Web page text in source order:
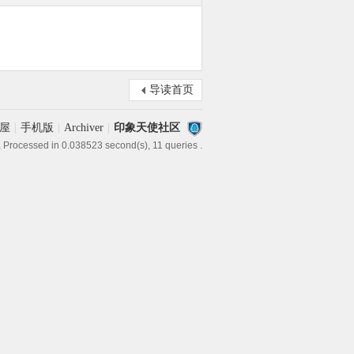
导读首页
手机版 Archiver 印象天使社区
, Processed in 0.038523 second(s), 11 queries .